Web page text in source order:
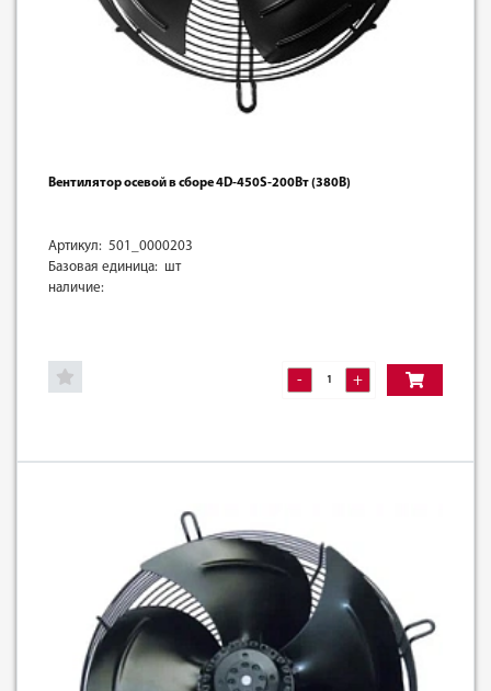
Вентилятор осевой в сборе 4D-450S-200Вт (380В)
Артикул: 501_0000203
Базовая единица: шт
наличие:
- +